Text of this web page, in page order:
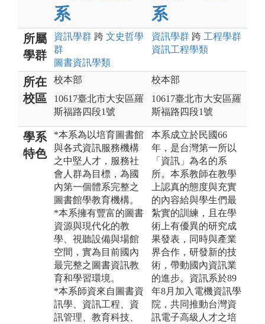
系
系
所屬
學群
資訊學群 跨 文史哲學
群
圖書資訊學類
資訊學群 跨 工程學群
資訊工程學類
所在
校區
校本部
10617臺北市大安區羅
斯福路四段1號
校本部
10617臺北市大安區羅
斯福路四段1號
學系
特色
*本系為以培育圖書館
與各式資訊服務機構
之中堅人才，服務社
會人群為目標，為國
內第一個體系完整之
圖書館學教育機構。
*本系擁有豐富的圖書
資源與現代化的教
學、視聽設備與場館
空間，實為目前國內
最完整之圖書資訊教
育和學習環境。
*本系師資來自圖書資
訊學、資訊工程、資
訊管理、教育科技、
本系成立於民國66
年，是台灣第一所以
「資訊」為名的系
所。本系教師在教學
上認真的態度與充實
的內容給與學生們最
紮實的訓練，且在學
術上有優異的研究成
果發表，同時與產業
界合作，研發新的技
術，帶動國內資訊業
的進步。資訊系於89
年8月加入電機資訊學
院，共同推動台灣資
訊電子高級人才之培